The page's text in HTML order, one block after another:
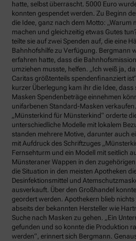
hatte, selbst überrascht. 5000 Euro
konnten gespendet werden. Zu Beginn
die Idee, ganz nach dem Motto: „Warum
machen und gleichzeitig etwas Gutes
teilte sie auf zwei Spenden auf, die eine
Bahnhofshilfe zu Verfügung. Bergmann
erfahren hatte, dass die
umziehen musste, helfen. „Ich weiß ja,
Caritas größtenteils spendenfinanziert
kurzer Überlegung kam ihr die Idee, dass
Masken Spendenbeträge einnehmen
unifarbenen Standard-Masken
„Münsterkind für Münsterkind“ orderte
unterschiedliche Modelle mit lokalem
standen mehrere Motive, darunter auch
mit Aufdruck des Schriftzuges
Fernsehturm und ein Modell mit seitlich
Münsteraner Wappen in den
die Situation in den meisten Apotheken
Desinfektionsmittel und
ausverkauft. Über den Großhandel
geordert werden. Apothekern blieb
abseits der bekannten Hersteller wie
Suche nach Masken zu gehen. „Ein
gefunden und so konnte die Produktion
werden“, erinnert sich Bergmann.